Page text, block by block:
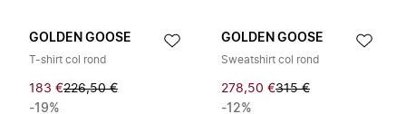
GOLDEN GOOSE
T-shirt col rond
183 €226,50 €
-19%
GOLDEN GOOSE
Sweatshirt col rond
278,50 €315 €
-12%